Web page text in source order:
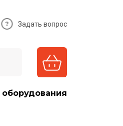
Задать вопрос
оборудования